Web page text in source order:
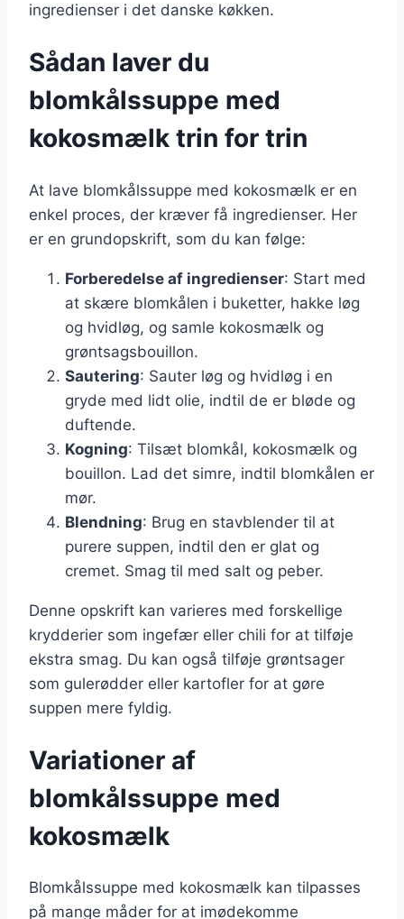
ingredienser i det danske køkken.
Sådan laver du
blomkålssuppe med
kokosmælk trin for trin
At lave blomkålssuppe med kokosmælk er en
enkel proces, der kræver få ingredienser. Her
er en grundopskrift, som du kan følge:
Forberedelse af ingredienser: Start med
at skære blomkålen i buketter, hakke løg
og hvidløg, og samle kokosmælk og
grøntsagsbouillon.
Sautering: Sauter løg og hvidløg i en
gryde med lidt olie, indtil de er bløde og
duftende.
Kogning: Tilsæt blomkål, kokosmælk og
bouillon. Lad det simre, indtil blomkålen er
mør.
Blendning: Brug en stavblender til at
purere suppen, indtil den er glat og
cremet. Smag til med salt og peber.
Denne opskrift kan varieres med forskellige
krydderier som ingefær eller chili for at tilføje
ekstra smag. Du kan også tilføje grøntsager
som gulerødder eller kartofler for at gøre
suppen mere fyldig.
Variationer af
blomkålssuppe med
kokosmælk
Blomkålssuppe med kokosmælk kan tilpasses
på mange måder for at imødekomme